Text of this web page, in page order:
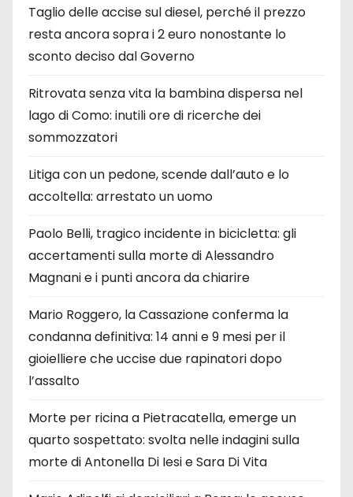
Taglio delle accise sul diesel, perché il prezzo
resta ancora sopra i 2 euro nonostante lo
sconto deciso dal Governo
Ritrovata senza vita la bambina dispersa nel
lago di Como: inutili ore di ricerche dei
sommozzatori
Litiga con un pedone, scende dall’auto e lo
accoltella: arrestato un uomo
Paolo Belli, tragico incidente in bicicletta: gli
accertamenti sulla morte di Alessandro
Magnani e i punti ancora da chiarire
Mario Roggero, la Cassazione conferma la
condanna definitiva: 14 anni e 9 mesi per il
gioielliere che uccise due rapinatori dopo
l’assalto
Morte per ricina a Pietracatella, emerge un
quarto sospettato: svolta nelle indagini sulla
morte di Antonella Di Iesi e Sara Di Vita